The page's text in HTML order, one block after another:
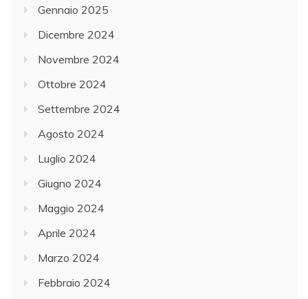
Gennaio 2025
Dicembre 2024
Novembre 2024
Ottobre 2024
Settembre 2024
Agosto 2024
Luglio 2024
Giugno 2024
Maggio 2024
Aprile 2024
Marzo 2024
Febbraio 2024